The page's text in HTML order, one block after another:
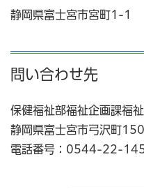
静岡県富士宮市宮町1-1
問い合わせ先
保健福祉部福祉企画課福
静岡県富士宮市弓沢町
電話番号：0544-22-